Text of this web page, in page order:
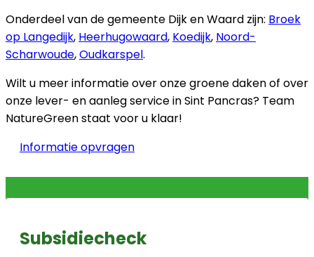
Onderdeel van de gemeente Dijk en Waard zijn: Broek
op Langedijk, Heerhugowaard, Koedijk, Noord-
Scharwoude,Oudkarspel.
Wilt u meer informatie over onze groene daken of over
onze lever- en aanleg service in Sint Pancras? Team
NatureGreen staat voor u klaar!
Informatie opvragen
Subsidiecheck